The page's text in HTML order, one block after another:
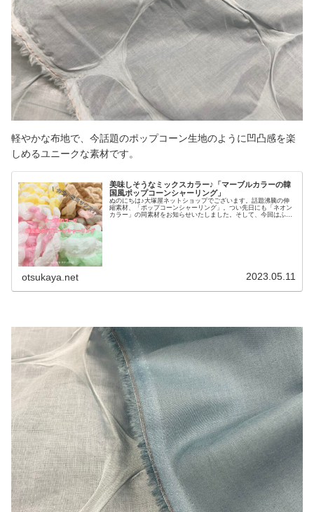
軽やかな布地で、今話題のポップコーン生地のように凹凸感を楽
しめるユニークな素材です。
美味しそうなミックスカラー♪「マーブルカラーの韓
国風ポップコーンシャーリング」
ぬのにちは♪大塚屋ネットショップでございます。話題沸騰の伸
縮素材、「ポップコーンシャーリング」。つい先日にも「ネオン
カラー」の同素材をお知らせいたしました。そして、今回はふた
otsukaya.net 2023.05.11